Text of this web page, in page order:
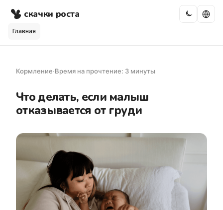
скачки роста
Главная
Кормление·Время на прочтение: 3 минуты
Что делать, если малыш
отказывается от груди